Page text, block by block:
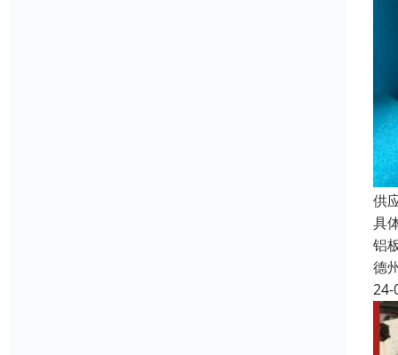
供
具
铝
德
24-